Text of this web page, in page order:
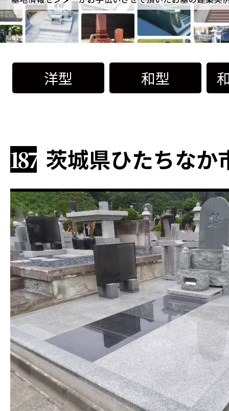
洋型 和型
187 茨城県ひたちなか